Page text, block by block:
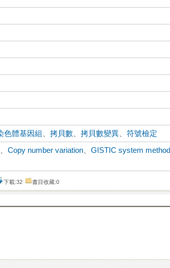
色體基因組 、拷貝數 、拷貝數變異 、符號檢定
、Copy number variation 、GISTIC system method
下載:32 書目收藏:0